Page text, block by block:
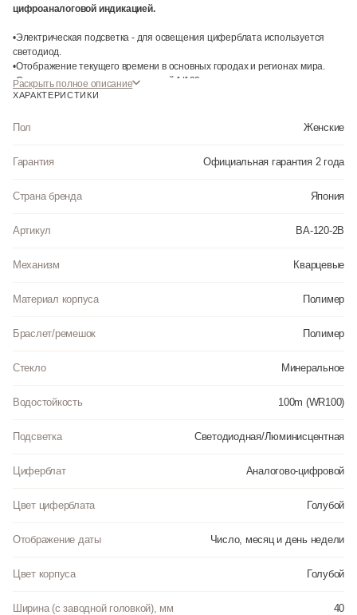
цифроаналоговой индикацией.
•Электрическая подсветка - для освещения циферблата используется
светодиод.
•Отображение текущего времени в основных городах и регионах мира.
•Секундомер с точностью показаний 1/100 сек и максимальным временем
измерения - 1 час.
5 ежедневных будильников.
формате времени.
Корпус выполнен из пластика.
•Ремешок из полимерного материала. Водозащита до 10 АТМ.
Раскрыть полное описание
ХАРАКТЕРИСТИКИ
Пол Женские
Гарантия Официальная гарантия 2 года
Страна бренда Япония
Артикул BA-120-2B
Механизм Кварцевые
Материал корпуса Полимер
Браслет/ремешок Полимер
Стекло Минеральное
Водостойкость 100m (WR100)
Подсветка Светодиодная/Люминисцентная
Циферблат Аналогово-цифровой
Цвет циферблата Голубой
Отображение даты Число, месяц и день недели
Цвет корпуса Голубой
Ширина (с заводной головкой), мм 40